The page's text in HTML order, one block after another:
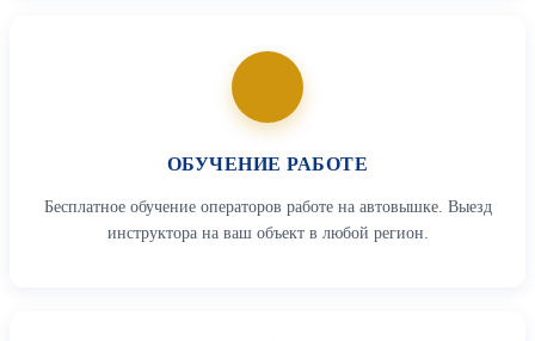
ОБУЧЕНИЕ РАБОТЕ
Бесплатное обучение операторов работе на автовышке. Выезд
инструктора на ваш объект в любой регион.